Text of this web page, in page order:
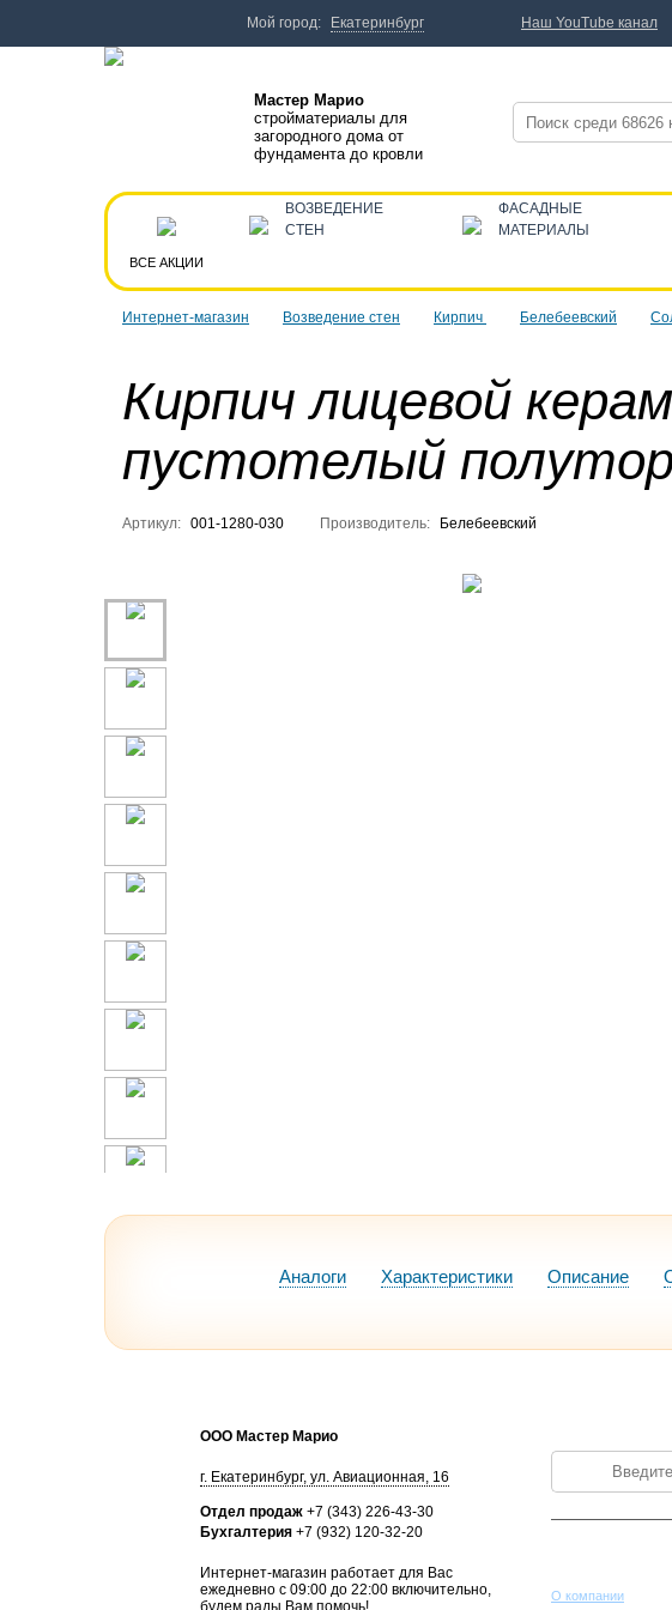
Интернет-магазин Возведение стен Кирпич Белебеевский
Кирпич лицевой
пустотелый
Артикул: 001-1280-030 Производитель: Белебеевский
Аналоги Характеристики Описание
Мастер Марио
стройматериалы для
загородного дома от
фундамента до кровли
ВСЕ АКЦИИ
ВОЗВЕДЕНИЕ
СТЕН
ФАСАДНЫЕ
МАТЕРИАЛЫ
ООО Мастер Марио
г. Екатеринбург, ул. Авиационная, 16
Отдел продаж +7 (343) 226-43-30
Бухгалтерия +7 (932) 120-32-20
Интернет-магазин работает для Вас
ежедневно с 09:00 до 22:00 включительно,
будем рады Вам помочь!
О компании
Мой город: Екатеринбург Наш YouTube канал